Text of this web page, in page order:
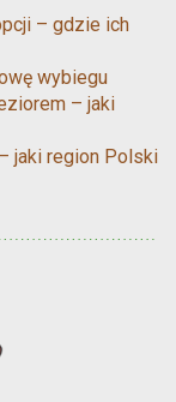
– gdzie ich
wybiegu
– jaki
jaki region Polski